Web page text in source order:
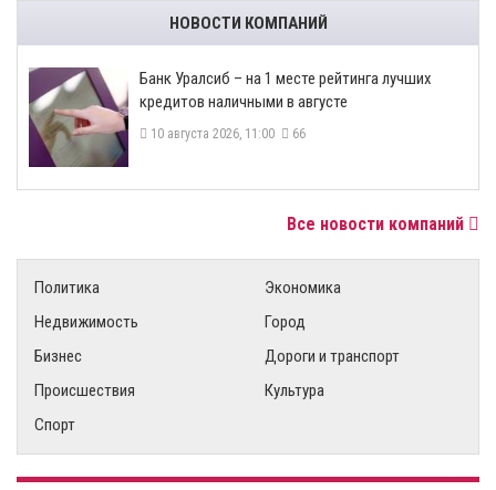
НОВОСТИ КОМПАНИЙ
Банк Уралсиб – на 1 месте рейтинга лучших
кредитов наличными в августе
10 августа 2026, 11:00 66
Все новости компаний
Политика
Экономика
Недвижимость
Город
Бизнес
Дороги и транспорт
Происшествия
Культура
Спорт